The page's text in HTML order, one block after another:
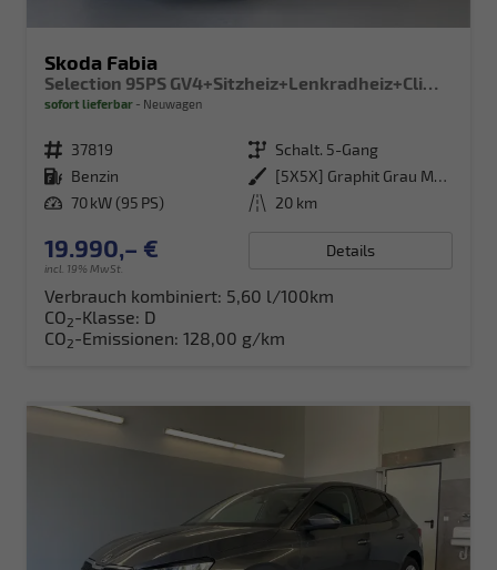
Skoda Fabia
Selection 95PS GV4+Sitzheiz+Lenkradheiz+Climatronic+Sunset+AppConnect+PDC
sofort lieferbar Neuwagen
Fahrzeugnr. 37819 Getriebe Schalt. 5-Gang
Kraftstoff Benzin Außenfarbe
[5X5X] Graphit Grau Metallic
Leistung 70 kW (95 PS) Kilometerstand 20 km
19.990,– €
incl. 19% MwSt.
Details
Verbrauch kombiniert: 5,60 l/100km
CO2-Klasse: D
CO2-Emissionen: 128,00 g/km